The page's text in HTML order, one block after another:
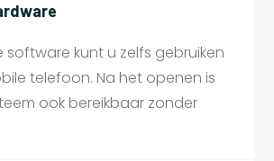
software kunt u zelfs gebruiken
telefoon. Na het openen is
ook bereikbaar zonder